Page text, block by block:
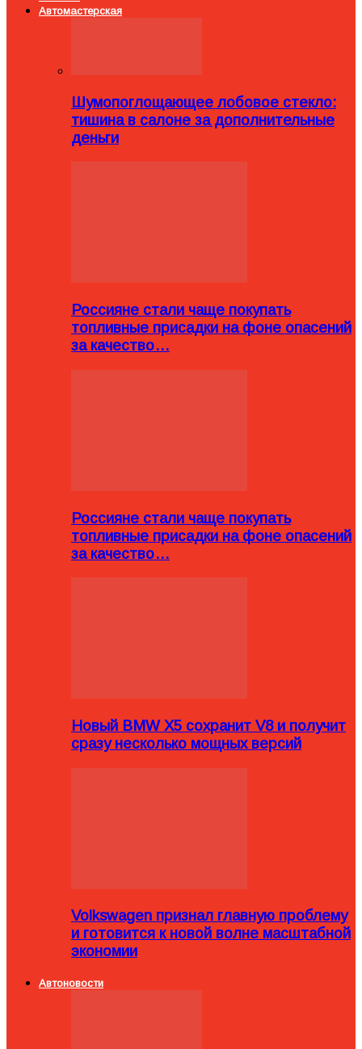
Автомастерская
Шумопоглощающее лобовое стекло:
тишина в салоне за дополнительные
деньги
Россияне стали чаще покупать
топливные присадки на фоне опасений
за качество…
Россияне стали чаще покупать
топливные присадки на фоне опасений
за качество…
Новый BMW X5 сохранит V8 и получит
сразу несколько мощных версий
Volkswagen признал главную проблему
и готовится к новой волне масштабной
экономии
Автоновости